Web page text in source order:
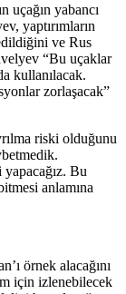
uçağın yabancı
yaptırımların
ve Rus
“Bu uçaklar
kullanılacak.
zorlaşacak”
riski olduğunu
Bu
anlamına
örnek alacağını
için izlenebilecek